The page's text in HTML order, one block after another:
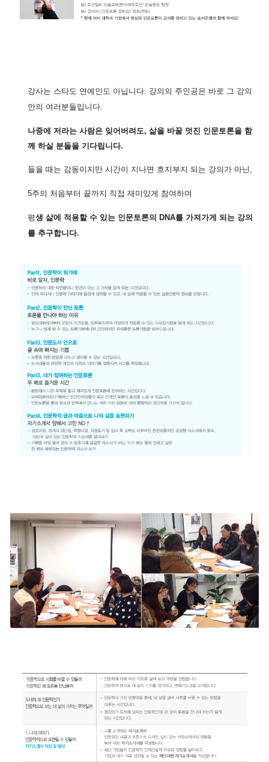
강사는 스타도 연예인도 아닙니다. 강의의 주인공은 바로 그 강의
안의 여러분들입니다.
나중에 저라는 사람은 잊어버려도, 삶을 바꿀 멋진 인문토론을 함
께 하실 분들을 기다립니다.
들을 때는 감동이지만 시간이 지나면 흐지부지 되는 강의가 아닌,
5주의 처음부터 끝까지 직접 재미있게 참여하며
평생 삶에 적용할 수 있는 인문토론의 DNA를 가져가게 되는 강의
를 추구합니다.